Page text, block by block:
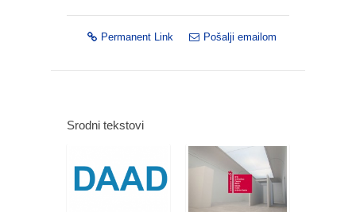
Permanent Link Pošalji emailom
Srodni tekstovi